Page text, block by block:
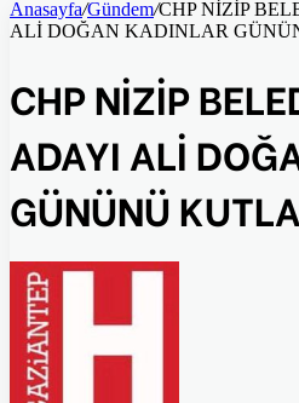
Anasayfa/Gündem/CHP NİZİP
ALİ DOĞAN KADINLAR
CHP NİZİP
ADAYI ALİ
GÜNÜNÜ